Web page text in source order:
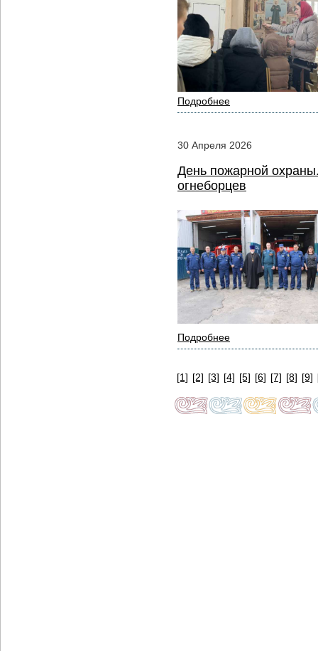
Подробнее
30 Апреля 2026
День пожарной
огнеборцев
Подробнее
[1] [2] [3] [4] [5] [6] [7] [8] [9]